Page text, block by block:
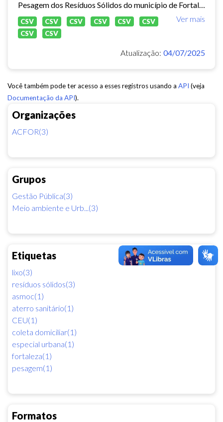
Organizações
ACFOR(3)
Grupos
Gestão Pública(3)
Meio ambiente e Urb...(3)
Etiquetas
lixo(3)
resíduos sólidos(3)
asmoc(1)
aterro sanitário(1)
CEU(1)
coleta domiciliar(1)
especial urbana(1)
fortaleza(1)
pesagem(1)
Formatos
Ver mais
CSV CSV CSV CSV CSV
CSV
CSV
CSV
Atualização: 04/07/2025
Você também pode ter acesso a esses registros usando a API (veja
Documentação da API).